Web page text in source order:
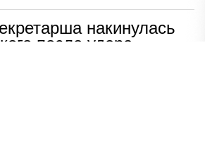
накинулась
после удара